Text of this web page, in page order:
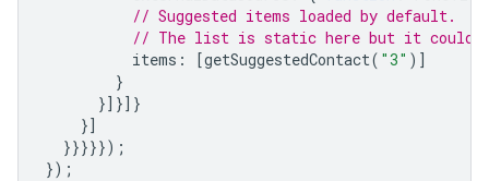
// Suggested items loaded by default.
// The list is static here but it could
items : [getSuggestedContact( "3" )]
}
}]}]}
}]
}}}}});
});